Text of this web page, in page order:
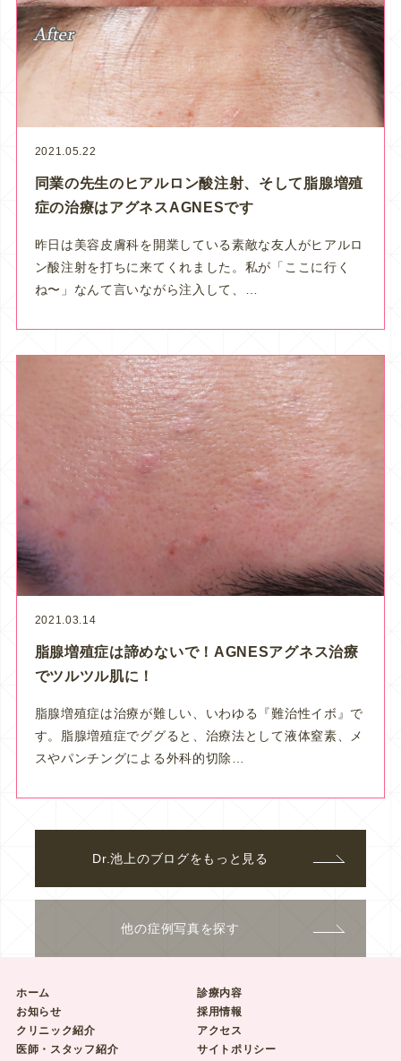
2021.05.22
同業の先生のヒアルロン酸注射、そして脂腺増殖
症の治療はアグネスAGNESです
昨日は美容皮膚科を開業している素敵な友人がヒアルロ
ン酸注射を打ちに来てくれました。私が「ここに行く
ね〜」なんて言いながら注入して、…
2021.03.14
脂腺増殖症は諦めないで！AGNESアグネス治療
でツルツル肌に！
脂腺増殖症は治療が難しい、いわゆる『難治性イボ』で
す。脂腺増殖症でググると、治療法として液体窒素、メ
スやパンチングによる外科的切除…
Dr.池上のブログをもっと見る
他の症例写真を探す
ホーム
お知らせ
クリニック紹介
医師・スタッフ紹介
診療内容
採用情報
アクセス
サイトポリシー